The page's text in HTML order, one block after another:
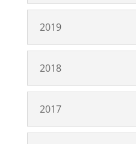
2019
2018
2017